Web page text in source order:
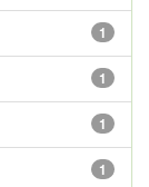
1
1
1
1